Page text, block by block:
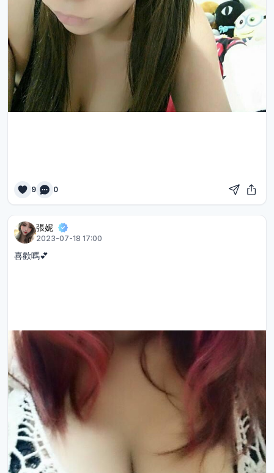
9 0
張妮
2023-07-18 17:00
喜歡嗎💕